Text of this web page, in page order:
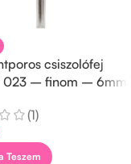
csiszolófej
023 – finom – 6mm
(1)
Teszem